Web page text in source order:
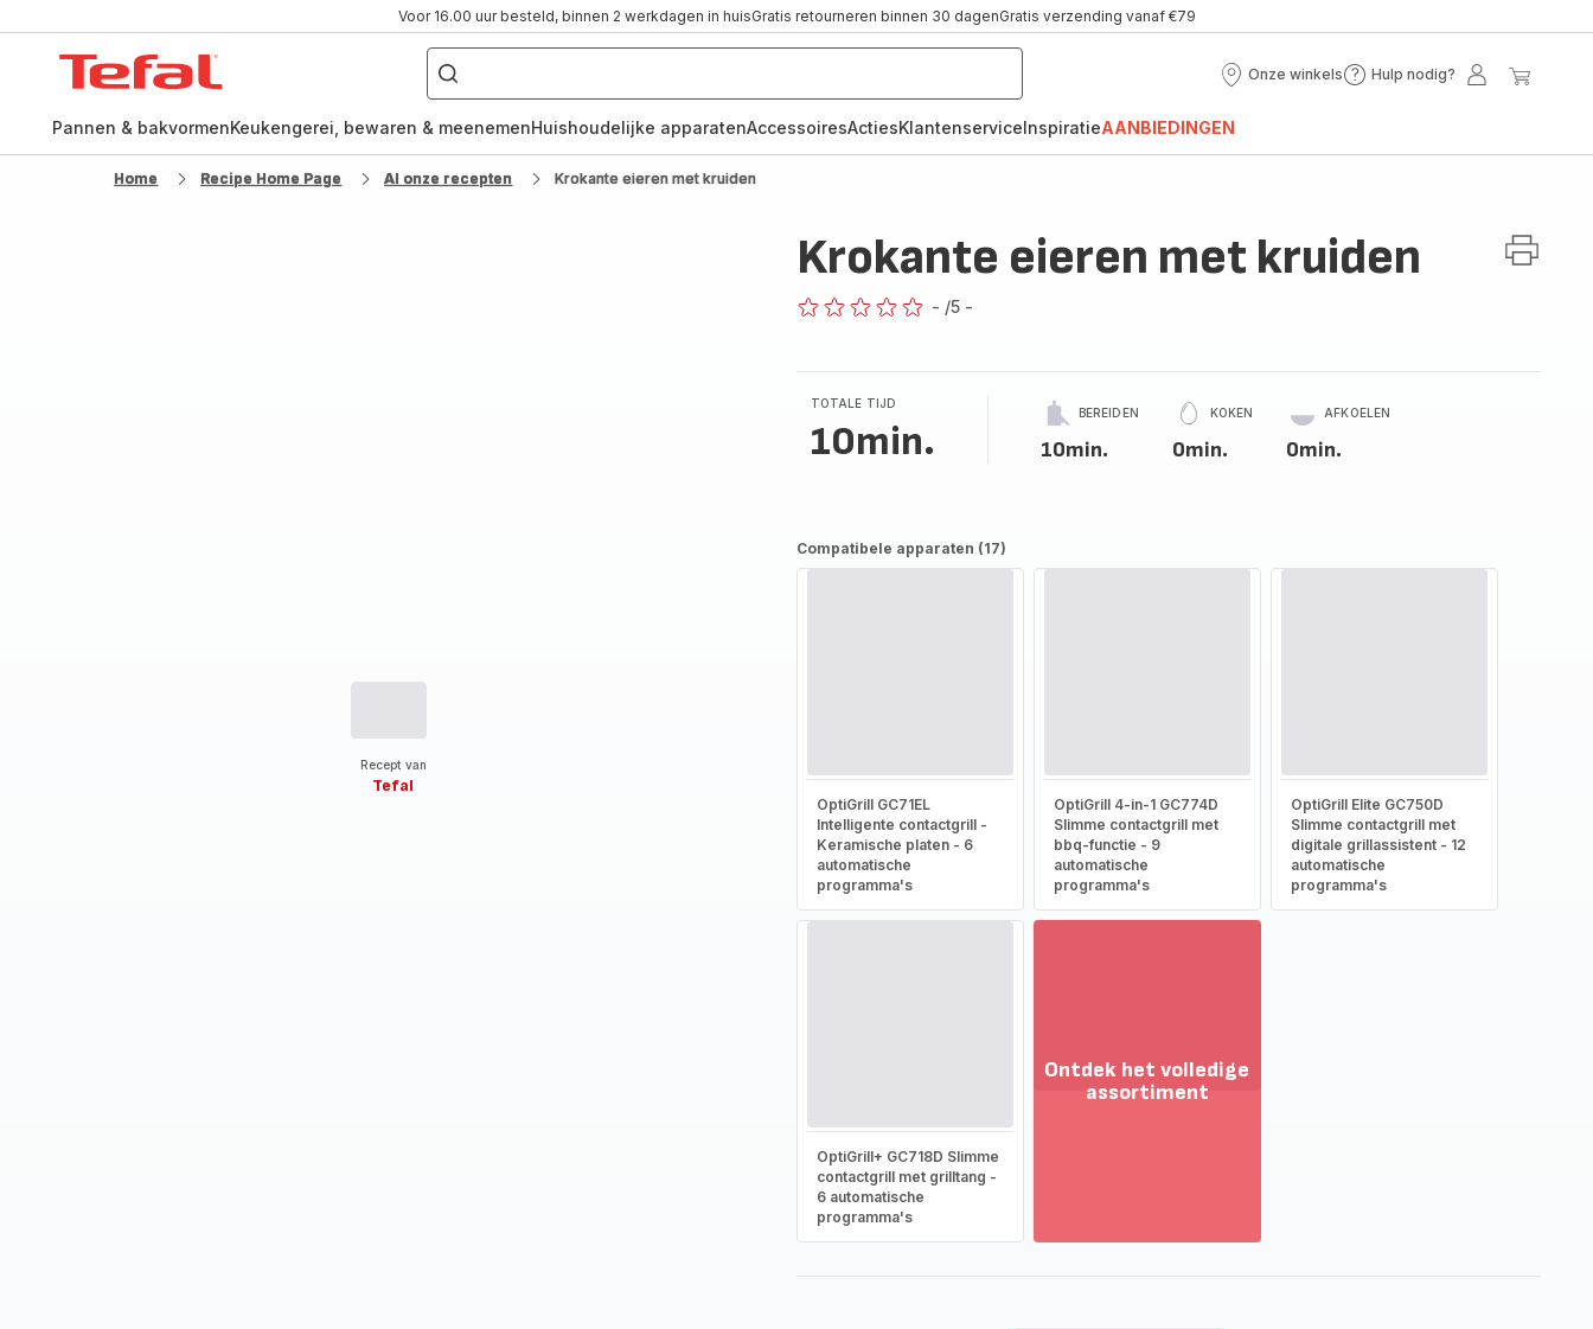
Voor 16.00 uur besteld, binnen 2 werkdagen in huisGratis retourneren binnen 30 dagenGratis verzending vanaf €79
Waar
ben
naar
Onze winkels
Onze
Hulp nodig?
Hulp
Mijn
Pannen & bakvormenKeukengerei, bewaren & meenemenHuishoudelijke apparatenAccessoiresActiesKlantenserviceInspiratieAANBIEDINGEN
Home Recipe Home Page Al onze recepten Krokante eieren met kruiden
Recept van
Tefal
Krokante eieren met kruiden
- /5 -
TOTALE TIJD
10min.
BEREIDEN
10min.
KOKEN
0min.
AFKOELEN
0min.
Compatibele apparaten (17)
OptiGrill GC71EL
Intelligente contactgrill -
Keramische platen - 6
automatische
programma's
OptiGrill 4-in-1 GC774D
Slimme contactgrill met
bbq-functie - 9
automatische
programma's
OptiGrill Elite GC750D
Slimme contactgrill met
digitale grillassistent - 12
automatische
programma's
OptiGrill+ GC718D Slimme
contactgrill met grilltang -
6 automatische
programma's
Ontdek het volledige
assortiment